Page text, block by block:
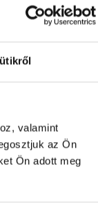
valamint
az Ön
Ön adott meg